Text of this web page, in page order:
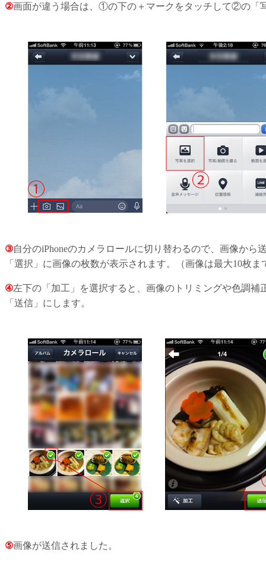
②画面が違う場合は、①の下の＋マークをタッチして②の「
③自分のiPhoneのカメラロールに切り替わるので、画像か
「選択」に画像の枚数が表示されます。（画像は最大10枚ま
④左下の「加工」を選択すると、画像のトリミングや色調補
「送信」にします。
⑤画像が送信されました。